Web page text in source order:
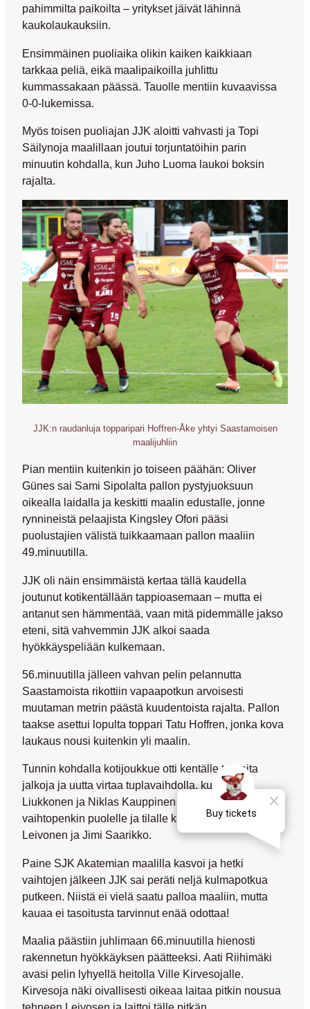
pahimmilta paikoilta – yritykset jäivät lähinnä
kaukolaukauksiin.
Ensimmäinen puoliaika olikin kaiken kaikkiaan
tarkkaa peliä, eikä maalipaikoilla juhlittu
kummassakaan päässä. Tauolle mentiin kuvaavissa
0-0-lukemissa.
Myös toisen puoliajan JJK aloitti vahvasti ja Topi
Säilynoja maalillaan joutui torjuntatöihin parin
minuutin kohdalla, kun Juho Luoma laukoi boksin
rajalta.
JJK:n raudanluja topparipari Hoffren-Åke yhtyi Saastamoisen
maalijuhliin
Pian mentiin kuitenkin jo toiseen päähän: Oliver
Günes sai Sami Sipolalta pallon pystyjuoksuun
oikealla laidalla ja keskitti maalin edustalle, jonne
rynnineistä pelaajista Kingsley Ofori pääsi
puolustajien välistä tuikkaamaan pallon maaliin
49.minuutilla.
JJK oli näin ensimmäistä kertaa tällä kaudella
joutunut kotikentällään tappioasemaan – mutta ei
antanut sen hämmentää, vaan mitä pidemmälle jakso
eteni, sitä vahvemmin JJK alkoi saada
hyökkäyspeliään kulkemaan.
56.minuutilla jälleen vahvan pelin pelannutta
Saastamoista rikottiin vapaapotkun arvoisesti
muutaman metrin päästä kuudentoista rajalta. Pallon
taakse asettui lopulta toppari Tatu Hoffren, jonka kova
laukaus nousi kuitenkin yli maalin.
Tunnin kohdalla kotijoukkue otti kentälle tuoreita
jalkoja ja uutta virtaa tuplavaihdolla, kun
Eeli
Liukkonen ja Niklas Kauppinen poistuivat
vaihtopenkin puolelle ja tilalle kirmasivat Arttu
Leivonen ja Jimi Saarikko.
Paine SJK Akatemian maalilla kasvoi ja hetki
vaihtojen jälkeen JJK sai peräti neljä kulmapotkua
putkeen. Niistä ei vielä saatu palloa maaliin, mutta
kauaa ei tasoitusta tarvinnut enää odottaa!
Maalia päästiin juhlimaan 66.minuutilla hienosti
rakennetun hyökkäyksen päätteeksi. Aati Riihimäki
avasi pelin lyhyellä heitolla Ville Kirvesojalle.
Kirvesoja näki oivallisesti oikeaa laitaa pitkin nousua